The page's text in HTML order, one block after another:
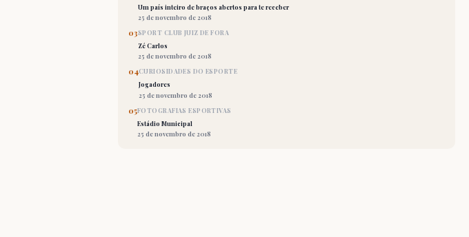
Um país inteiro de braços abertos para te receber
25 de novembro de 2018
03SPORT CLUB JUIZ DE FORA
Zé Carlos
25 de novembro de 2018
04CURIOSIDADES DO ESPORTE
Jogadores
25 de novembro de 2018
05FOTOGRAFIAS ESPORTIVAS
Estádio Municipal
25 de novembro de 2018